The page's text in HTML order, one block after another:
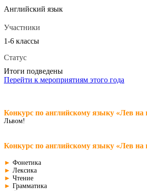
Английский язык
Участники
1-6 классы
Статус
Итоги подведены
Перейти к мероприятиям этого года
Конкурс по английскому языку «Лев на
Львом!
Конкурс по английскому языку «Лев на
► Фонетика
► Лексика
► Чтение
► Грамматика